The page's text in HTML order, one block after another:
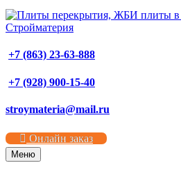
+7 (863) 23-63-888
+7 (928) 900-15-40
stroymateria@mail.ru
Онлайн заказ
Меню